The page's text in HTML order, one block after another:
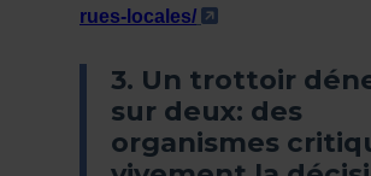
rues-locales/
- Cet hyperlien
3. Un trottoir
sur deux: des
organismes